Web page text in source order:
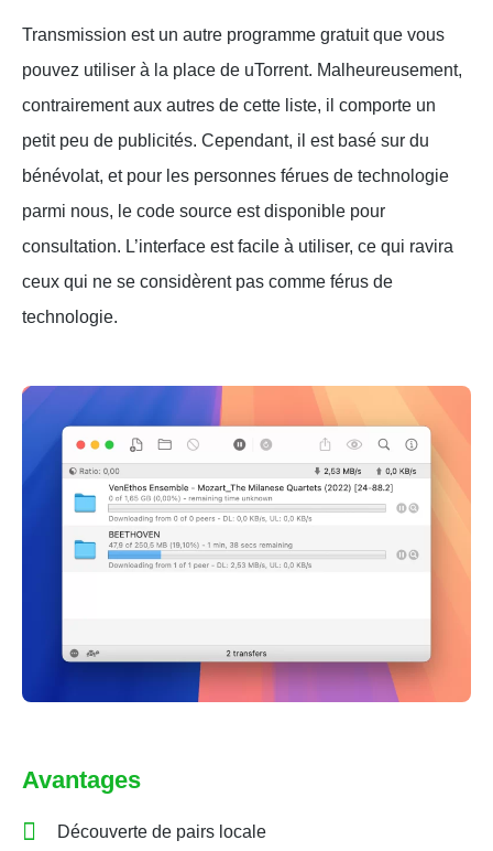
Transmission est un autre programme gratuit que vous
pouvez utiliser à la place de uTorrent. Malheureusement,
contrairement aux autres de cette liste, il comporte un
petit peu de publicités. Cependant, il est basé sur du
bénévolat, et pour les personnes férues de technologie
parmi nous, le code source est disponible pour
consultation. L’interface est facile à utiliser, ce qui ravira
ceux qui ne se considèrent pas comme férus de
technologie.
Avantages
Découverte de pairs locale